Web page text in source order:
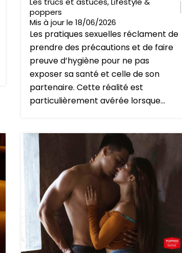
poppers
Mis à jour le 18/06/2026
Les pratiques sexuelles réclament de
prendre des précautions et de faire
preuve d’hygiène pour ne pas
exposer sa santé et celle de son
partenaire. Cette réalité est
particulièrement avérée lorsque...